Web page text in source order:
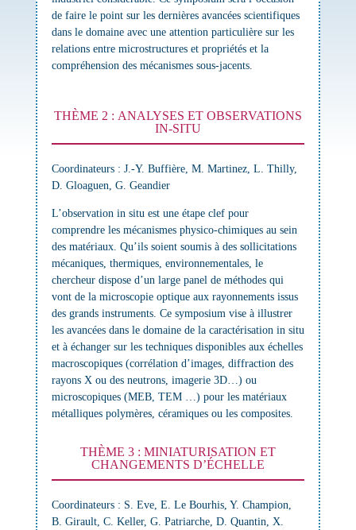
de faire le point sur les dernières avancées scientifiques
dans le domaine avec une attention particulière sur les
relations entre microstructures et propriétés et la
compréhension des mécanismes sous-jacents.
THÈME 2 : ANALYSES ET OBSERVATIONS
IN-SITU
Coordinateurs: J.-Y. Buffière, M. Martinez, L. Thilly,
D. Gloaguen, G. Geandier
L’observation in situ est une étape clef pour
comprendre les mécanismes physico-chimiques au sein
des matériaux. Qu’ils soient soumis à des sollicitations
mécaniques, thermiques, environnementales, le
chercheur dispose d’un large panel de méthodes qui
vont de la microscopie optique aux rayonnements issus
des grands instruments. Ce symposium vise à illustrer
les avancées dans le domaine de la caractérisation in situ
et à échanger sur les techniques disponibles aux échelles
macroscopiques (corrélation d’images, diffraction des
rayons X ou des neutrons, imagerie 3D…) ou
microscopiques (MEB, TEM …) pour les matériaux
métalliques polymères, céramiques ou les composites.
THÈME 3 : MINIATURISATION ET
CHANGEMENTS D’ÉCHELLE
Coordinateurs: S. Eve, E. Le Bourhis, Y. Champion,
B. Girault, C. Keller, G. Patriarche, D. Quantin, X.